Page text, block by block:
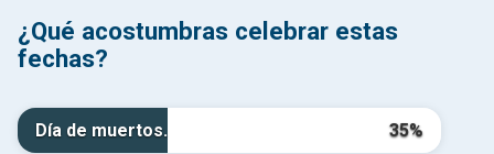
¿Qué acostumbras celebrar estas
fechas?
Día de muertos. 35%